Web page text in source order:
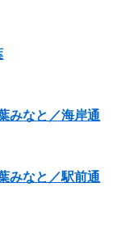
みなと／海岸通
みなと／駅前通